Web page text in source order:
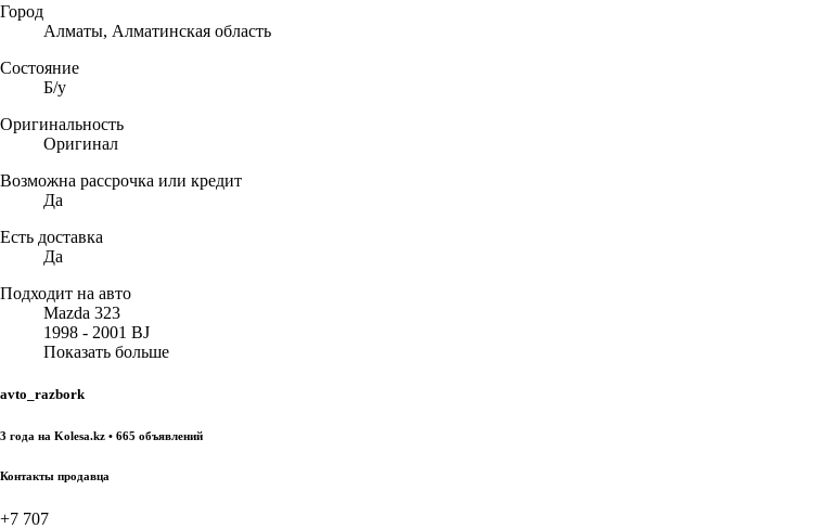
Город
Алматы, Алматинская область
Состояние
Б/y
Оригинальность
Оригинал
Возможна рассрочка или кредит
Да
Есть доставка
Да
Подходит на авто
Mazda 323
1998 - 2001 BJ
Показать больше
avto_razbork
3 года на Kolesa.kz • 665 объявлений
Контакты продавца
+7 707